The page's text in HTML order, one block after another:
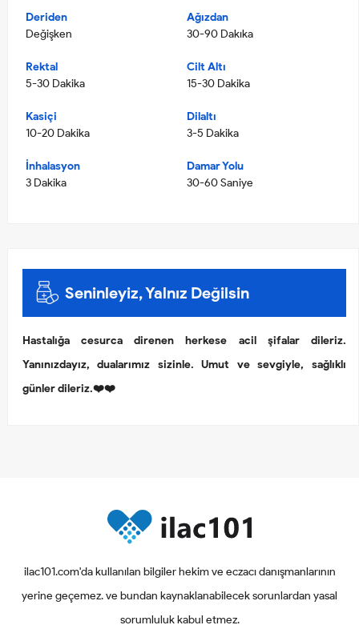
Deriden
Değişken
Ağızdan
30-90 Dakıka
Rektal
5-30 Dakika
Cilt Altı
15-30 Dakika
Kasiçi
10-20 Dakika
Dilaltı
3-5 Dakika
İnhalasyon
3 Dakika
Damar Yolu
30-60 Saniye
Seninleyiz, Yalnız Değilsin
Hastalığa cesurca direnen herkese acil şifalar dileriz.
Yanınızdayız, dualarımız sizinle. Umut ve sevgiyle, sağlıklı
günler dileriz.❤️❤️
ilac101.com'da kullanılan bilgiler hekim ve eczacı danışmanlarının
yerine geçemez. ve bundan kaynaklanabilecek sorunlardan yasal
sorumluluk kabul etmez.